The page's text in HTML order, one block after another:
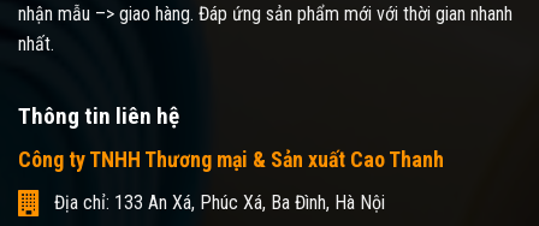
nhận mẫu –> giao hàng. Đáp ứng sản phẩm mới với thời gian nhanh
nhất.
Thông tin liên hệ
Công ty TNHH Thương mại & Sản xuất Cao Thanh
Địa chỉ: 133 An Xá, Phúc Xá, Ba Đình, Hà Nội